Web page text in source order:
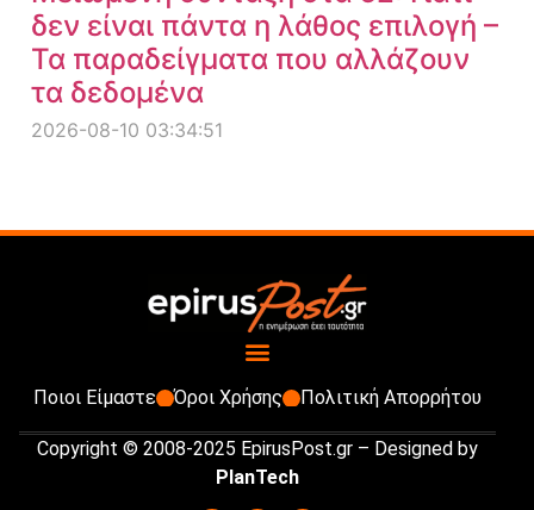
δεν είναι πάντα η λάθος επιλογή –
Τα παραδείγματα που αλλάζουν
τα δεδομένα
2026-08-10 03:34:51
Ποιοι Είμαστε Όροι Χρήσης Πολιτική Απορρήτου
Copyright © 2008-2025 EpirusPost.gr – Designed by
PlanTech